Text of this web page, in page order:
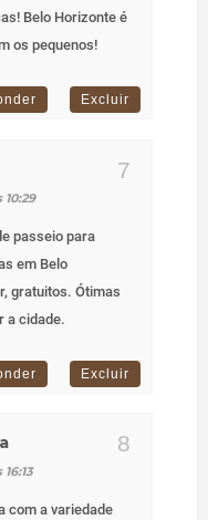
Belo Horizonte é
os pequenos!
Excluir
10:29
passeio para
em Belo
gratuitos. Ótimas
a cidade.
Excluir
com a variedade